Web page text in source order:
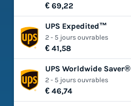
€ 69,22
UPS Expedited™
€ 41,58
2 - 5 jours ouvrables
UPS Worldwide Saver®
€ 46,74
2 - 5 jours ouvrables